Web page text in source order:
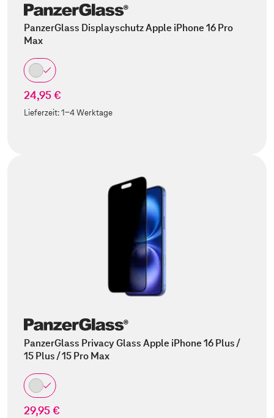
PanzerGlass Displayschutz Apple iPhone 16 Pro
Max
24,95 €
Lieferzeit:1-4 Werktage
PanzerGlass Privacy Glass Apple iPhone 16 Plus /
15 Plus / 15 Pro Max
29,95 €